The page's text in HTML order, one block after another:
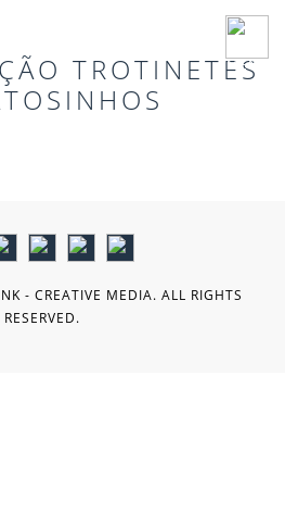
MENU
TROTINETES
- CREATIVE MEDIA. ALL RIGHTS
RESERVED.